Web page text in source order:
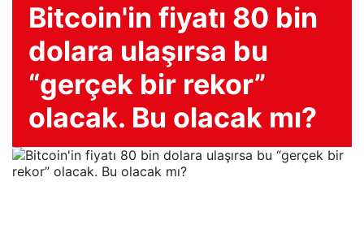
Bitcoin'in fiyatı 80 bin
dolara ulaşırsa bu
“gerçek bir rekor”
olacak. Bu olacak mı?